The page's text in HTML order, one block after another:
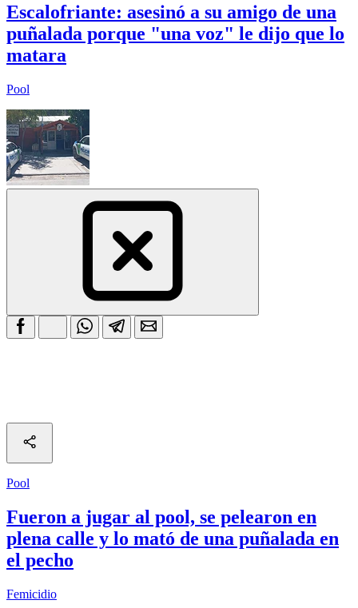
Escalofriante: asesinó a su amigo de una
puñalada porque "una voz" le dijo que lo
matara
Pool
Pool
Fueron a jugar al pool, se pelearon en
plena calle y lo mató de una puñalada en
el pecho
Femicidio